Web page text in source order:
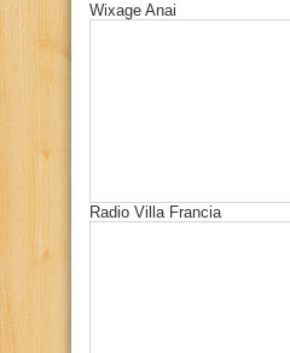
Wixage Anai
Radio Villa Francia